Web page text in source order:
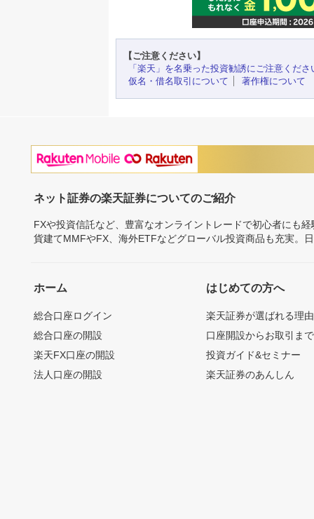
【ご注意ください】
「楽天」を名乗った投資勧誘にご注意くださ
仮名・借名取引について
著作権について
ネット証券の楽天証券についてのご紹介
FXや投資信託など、豊富なオンライントレードで初心者にも
貨建てMMFやFX、海外ETFなどグローバル投資商品も充実。
ホーム
総合口座ログイン
総合口座の開設
楽天FX口座の開設
法人口座の開設
はじめての方へ
楽天証券が選ばれる理由
口座開設からお取引ま
投資ガイド&セミナー
楽天証券のあんしん